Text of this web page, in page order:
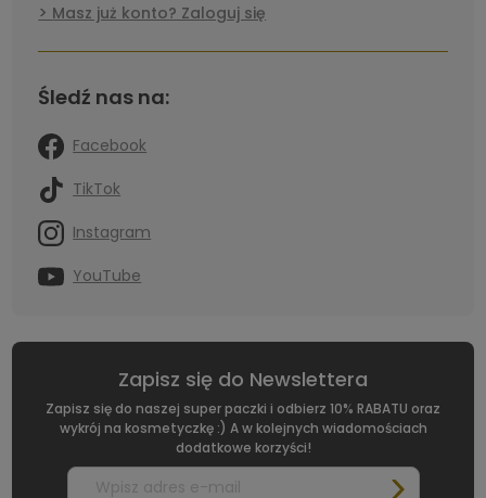
Masz już konto? Zaloguj się
Śledź nas na:
Facebook
TikTok
Instagram
YouTube
Zapisz się do Newslettera
Zapisz się do naszej super paczki i odbierz 10% RABATU oraz
wykrój na kosmetyczkę :) A w kolejnych wiadomościach
dodatkowe korzyści!